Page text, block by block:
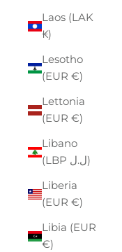
Laos (LAK
₭)
Lesotho
(EUR €)
Lettonia
(EUR €)
Libano
(LBP ل.ل)
Liberia
(EUR €)
Libia (EUR
€)